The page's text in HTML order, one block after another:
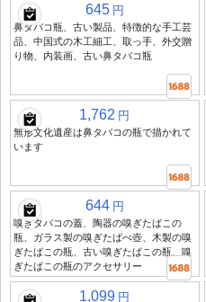
645 円
鼻タバコ瓶、古い製品、特徴的な手工芸
品、中国式の木工細工、取っ手、外交贈
り物、内装画、古い鼻タバコ瓶
1,762 円
無形文化遺産は鼻タバコの瓶で描かれて
います
644 円
嗅ぎタバコの蓋、陶器の嗅ぎたばこの
瓶、ガラス製の嗅ぎたばべ壺、木製の嗅
ぎたばこの瓶、古い嗅ぎたばこの瓶、嗅
ぎたばこの瓶のアクセサリー
1,099 円